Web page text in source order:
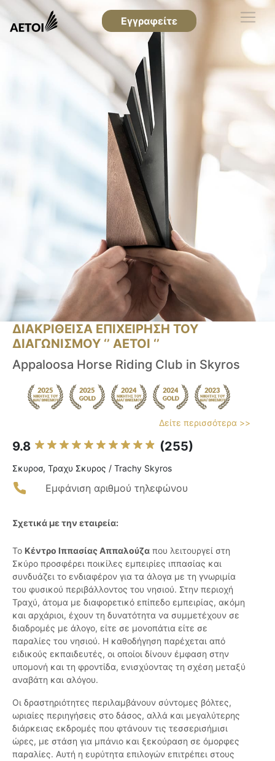
Εγγραφείτε
ΔΙΑΚΡΙΘΕΙΣΑ ΕΠΙΧΕΙΡΗΣΗ ΤΟΥ
ΔΙΑΓΩΝΙΣΜΟΥ ‘’ ΑΕΤΟΙ ‘’
Appaloosa Horse Riding Club in Skyros
Δείτε περισσότερα >>
9.8 (255)
Σκυροσ, Τραχυ Σκυρος / Trachy Skyros
Εμφάνιση αριθμού τηλεφώνου
Σχετικά με την εταιρεία:
Το Κέντρο Ιππασίας Αππαλούζα που λειτουργεί στη
Σκύρο προσφέρει ποικίλες εμπειρίες ιππασίας και
συνδυάζει το ενδιαφέρον για τα άλογα με τη γνωριμία
του φυσικού περιβάλλοντος του νησιού. Στην περιοχή
Τραχύ, άτομα με διαφορετικό επίπεδο εμπειρίας, ακόμη
και αρχάριοι, έχουν τη δυνατότητα να συμμετέχουν σε
διαδρομές με άλογο, είτε σε μονοπάτια είτε σε
παραλίες του νησιού. Η καθοδήγηση παρέχεται από
ειδικούς εκπαιδευτές, οι οποίοι δίνουν έμφαση στην
υπομονή και τη φροντίδα, ενισχύοντας τη σχέση μεταξύ
αναβάτη και αλόγου.
Οι δραστηριότητες περιλαμβάνουν σύντομες βόλτες,
ωριαίες περιηγήσεις στο δάσος, αλλά και μεγαλύτερης
διάρκειας εκδρομές που φτάνουν τις τεσσερισήμισι
ώρες, με στάση για μπάνιο και ξεκούραση σε όμορφες
παραλίες. Αυτή η ευρύτητα επιλογών επιτρέπει στους